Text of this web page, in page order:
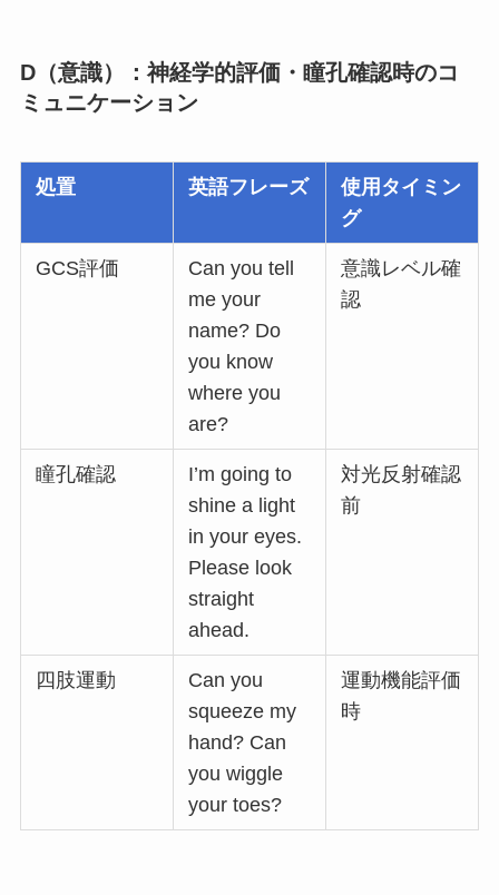
D（意識）：神経学的評価・瞳孔確認時のコ
ミュニケーション
処置 英語フレーズ
使用タイミン
グ
GCS評価
Can you tell
me your
name? Do
you know
where you
are?
意識レベル確
認
瞳孔確認
I’m going to
shine a light
in your eyes.
Please look
straight
ahead.
対光反射確認
前
四肢運動
Can you
squeeze my
hand? Can
you wiggle
your toes?
運動機能評価
時